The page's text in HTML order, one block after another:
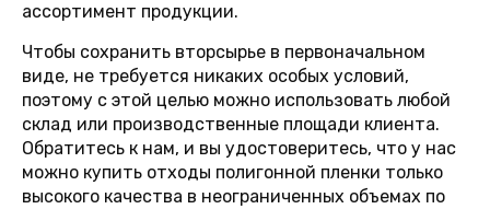
ассортимент продукции.
Чтобы сохранить вторсырье в первоначальном
виде, не требуется никаких особых условий,
поэтому с этой целью можно использовать любой
склад или производственные площади клиента.
Обратитесь к нам, и вы удостоверитесь, что у нас
можно купить отходы полигонной пленки только
высокого качества в неограниченных объемах по